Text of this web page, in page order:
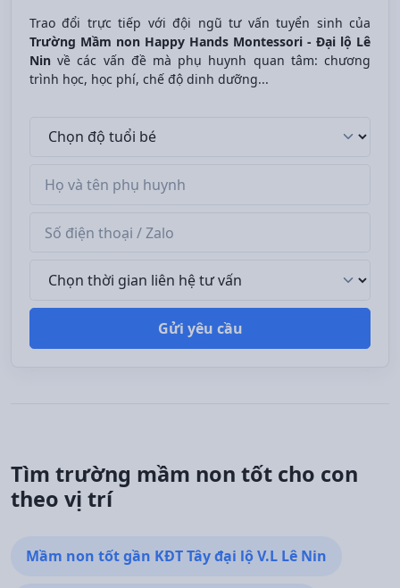
Trao đổi trực tiếp với đội ngũ tư vấn tuyển sinh của
Trường Mầm non Happy Hands Montessori - Đại lộ Lê
Nin về các vấn đề mà phụ huynh quan tâm: chương
trình học, học phí, chế độ dinh dưỡng...
Gửi yêu cầu
Tìm trường mầm non tốt cho con
theo vị trí
Mầm non tốt gần KĐT Tây đại lộ V.L Lê Nin